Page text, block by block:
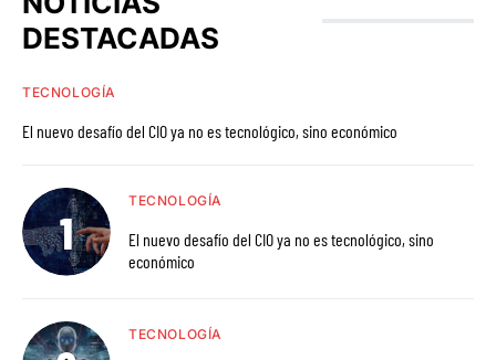
DESTACADAS
TECNOLOGÍA
El nuevo desafío del CIO ya no es tecnológico, sino económico
TECNOLOGÍA
El nuevo desafío del CIO ya no es tecnológico, sino
económico
TECNOLOGÍA